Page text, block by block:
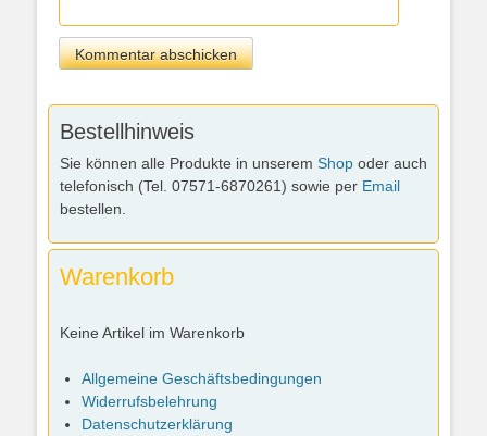
Bestellhinweis
Sie können alle Produkte in unserem Shop oder auch
telefonisch (Tel. 07571-6870261) sowie per Email
bestellen.
Warenkorb
Keine Artikel im Warenkorb
Allgemeine Geschäftsbedingungen
Widerrufsbelehrung
Datenschutzerklärung